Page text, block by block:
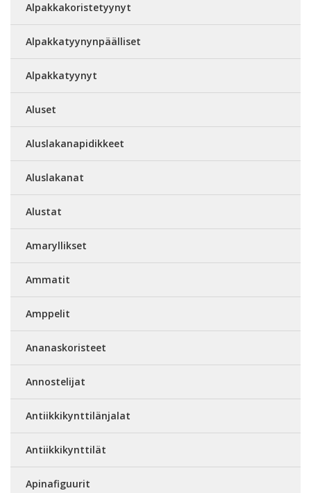
Alpakkakoristetyynyt
Alpakkatyynynpäälliset
Alpakkatyynyt
Aluset
Aluslakanapidikkeet
Aluslakanat
Alustat
Amaryllikset
Ammatit
Amppelit
Ananaskoristeet
Annostelijat
Antiikkikynttilänjalat
Antiikkikynttilät
Apinafiguurit